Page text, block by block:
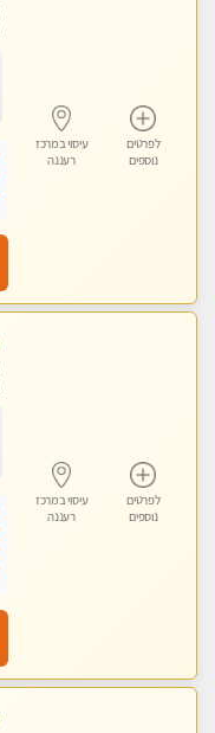
לפרטים
נוספים
עיסוי במרכז
רעננה
לפרטים
נוספים
עיסוי במרכז
רעננה